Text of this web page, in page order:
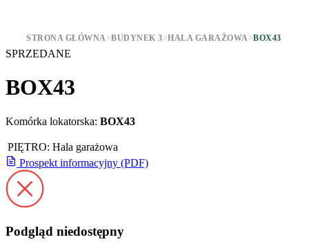
STRONA GŁÓWNA>BUDYNEK 3>HALA GARAŻOWA>BOX43
SPRZEDANE
BOX43
Komórka lokatorska: BOX43
PIĘTRO: Hala garażowa
Prospekt informacyjny (PDF)
Podgląd niedostępny